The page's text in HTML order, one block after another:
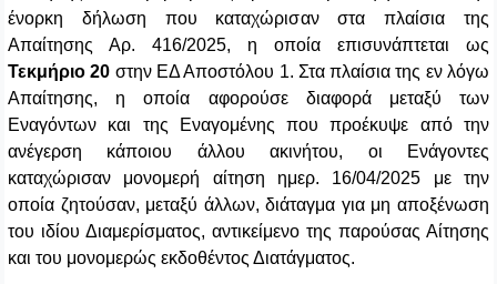
ένορκη δήλωση που καταχώρισαν στα πλαίσια της
Απαίτησης Αρ. 416/2025, η οποία επισυνάπτεται ως
Τεκμήριο 20 στην ΕΔ Αποστόλου 1. Στα πλαίσια της εν λόγω
Απαίτησης, η οποία αφορούσε διαφορά μεταξύ των
Εναγόντων και της Εναγομένης που προέκυψε από την
ανέγερση κάποιου άλλου ακινήτου, οι Ενάγοντες
καταχώρισαν μονομερή αίτηση ημερ. 16/04/2025 με την
οποία ζητούσαν, μεταξύ άλλων, διάταγμα για μη αποξένωση
του ιδίου Διαμερίσματος, αντικείμενο της παρούσας Αίτησης
και του μονομερώς εκδοθέντος Διατάγματος.